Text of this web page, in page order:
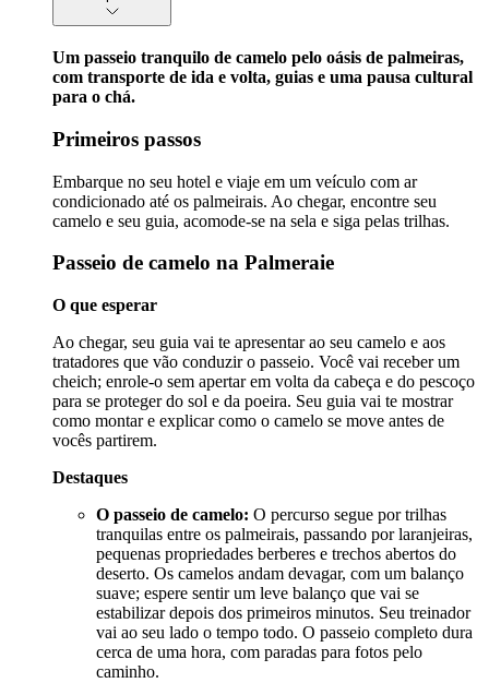
Um passeio tranquilo de camelo pelo oásis de palmeiras,
com transporte de ida e volta, guias e uma pausa cultural
para o chá.
Primeiros passos
Embarque no seu hotel e viaje em um veículo com ar
condicionado até os palmeirais. Ao chegar, encontre seu
camelo e seu guia, acomode-se na sela e siga pelas trilhas.
Passeio de camelo na Palmeraie
O que esperar
Ao chegar, seu guia vai te apresentar ao seu camelo e aos
tratadores que vão conduzir o passeio. Você vai receber um
cheich; enrole-o sem apertar em volta da cabeça e do pescoço
para se proteger do sol e da poeira. Seu guia vai te mostrar
como montar e explicar como o camelo se move antes de
vocês partirem.
Destaques
O passeio de camelo: O percurso segue por trilhas
tranquilas entre os palmeirais, passando por laranjeiras,
pequenas propriedades berberes e trechos abertos do
deserto. Os camelos andam devagar, com um balanço
suave; espere sentir um leve balanço que vai se
estabilizar depois dos primeiros minutos. Seu treinador
vai ao seu lado o tempo todo. O passeio completo dura
cerca de uma hora, com paradas para fotos pelo
caminho.